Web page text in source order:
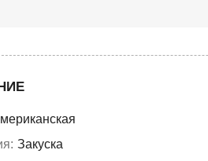
Закуска